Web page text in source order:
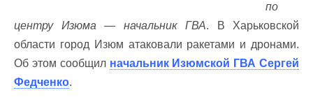
по
центру Изюма — начальник ГВА. В Харьковской
области город Изюм атаковали ракетами и дронами.
Об этом сообщил начальник Изюмской ГВА Сергей
Федченко.